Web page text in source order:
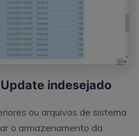
indesejado
ou arquivos de sistema
o armazenamento da